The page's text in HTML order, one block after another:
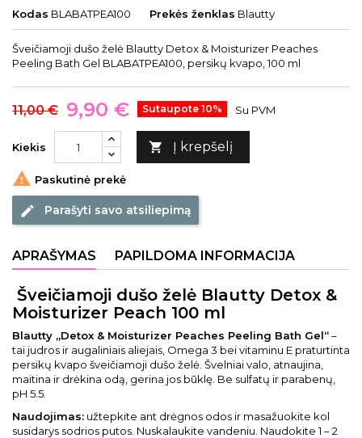
Kodas BLABATPEA100 Prekės ženklas Blautty
Šveičiamoji dušo želė Blautty Detox & Moisturizer Peaches
Peeling Bath Gel BLABATPEA100, persikų kvapo, 100 ml
11,00 € 9,90 € Sutaupote 10% Su PVM
Kiekis  Į krepšelį
 Paskutinė prekė
edit Parašyti savo atsiliepimą
APRAŠYMAS PAPILDOMA INFORMACIJA
Šveičiamoji dušo želė Blautty Detox &
Moisturizer Peach 100 ml
Blautty „Detox & Moisturizer Peaches Peeling Bath Gel“–
tai judros ir augaliniais aliejais, Omega 3 bei vitaminu E praturtinta
persikų kvapo šveičiamoji dušo želė. Švelniai valo, atnaujina,
maitina ir drėkina odą, gerina jos būklę. Be sulfatų ir parabenų,
pH 5.5.
Naudojimas: užtepkite ant drėgnos odos ir masažuokite kol
susidarys sodrios putos. Nuskalaukite vandeniu. Naudokite 1 – 2